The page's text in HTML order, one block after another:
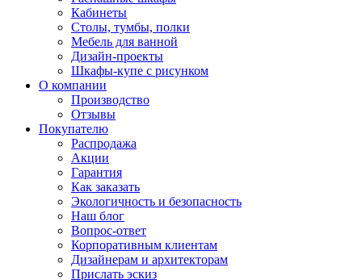
Кабинеты
Столы, тумбы, полки
Мебель для ванной
Дизайн-проекты
Шкафы-купе с рисунком
О компании
Производство
Отзывы
Покупателю
Распродажа
Акции
Гарантия
Как заказать
Экологичность и безопасность
Наш блог
Вопрос-ответ
Корпоративным клиентам
Дизайнерам и архитекторам
Прислать эскиз